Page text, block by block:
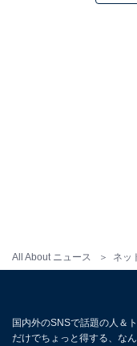
All About ニュース ネッ
国内外のSNSで話題の人＆
だけでちょっと得する、な